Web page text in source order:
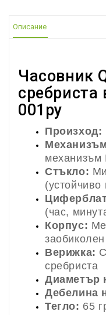
Описание
Часовник
сребриста
001py
Произход:
механизъм
Стъкло:
(час,
Корпус:
Верижка:
сребриста
Диаметър
Дебелина
Тегло: 65